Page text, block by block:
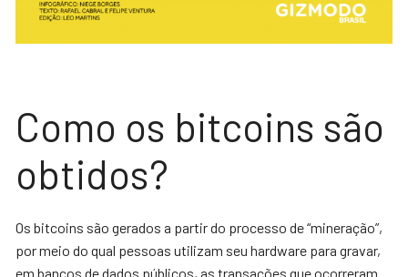
Como os bitcoins são
obtidos?
Os bitcoins são gerados a partir do processo de “mineração”,
por meio do qual pessoas utilizam seu hardware para gravar,
em bancos de dados públicos, as transações que ocorreram